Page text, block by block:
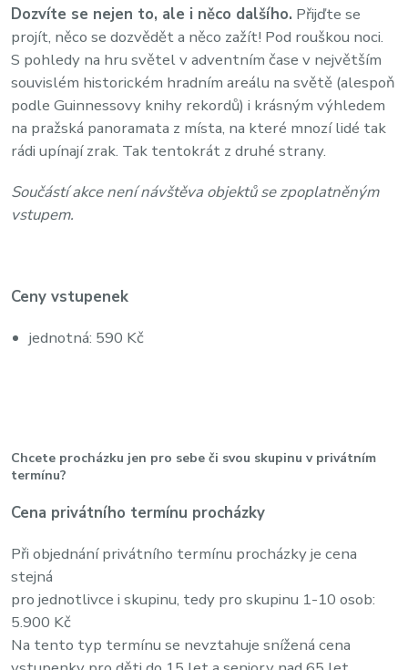
Dozvíte se nejen to, ale i něco dalšího. Přijďte se
projít, něco se dozvědět a něco zažít! Pod rouškou noci.
S pohledy na hru světel v adventním čase v největším
souvislém historickém hradním areálu na světě (alespoň
podle Guinnessovy knihy rekordů) i krásným výhledem
na pražská panoramata z místa, na které mnozí lidé tak
rádi upínají zrak. Tak tentokrát z druhé strany.
Součástí akce není návštěva objektů se zpoplatněným
vstupem.
Ceny vstupenek
jednotná: 590 Kč
Chcete procházku jen pro sebe či svou skupinu v privátním
termínu?
Cena privátního termínu procházky
Při objednání privátního termínu procházky je cena
stejná
pro jednotlivce i skupinu, tedy pro skupinu 1-10 osob:
5.900 Kč
Na tento typ termínu se nevztahuje snížená cena